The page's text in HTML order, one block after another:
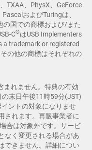
TXAA、PhysX、GeForce
およびTuringは、
の国での商標および/また
C®はUSB Implementers
a trademark or registered
の他の商標はそれぞれの
まれません。特典の有効
末日午後11時59分(JST)
ントの対象になりませ
されます。再販事業者に
合は対象外です。サービ
なく変更される場合があ
できません。詳細につい